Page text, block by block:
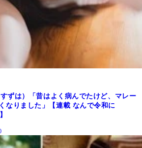
ずは）「昔はよく病んでたけど、マレー
なりました」【連載 なんで令和に